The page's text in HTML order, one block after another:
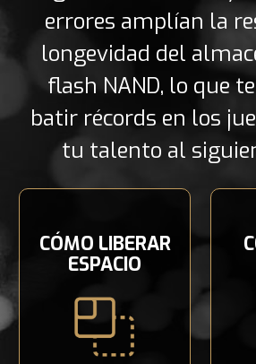
errores amplían la
longevidad del
flash NAND, lo que
batir récords en los
tu talento al
CÓMO LIBERAR
ESPACIO